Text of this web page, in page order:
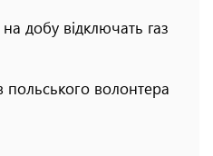
добу відключать газ
польського волонтера